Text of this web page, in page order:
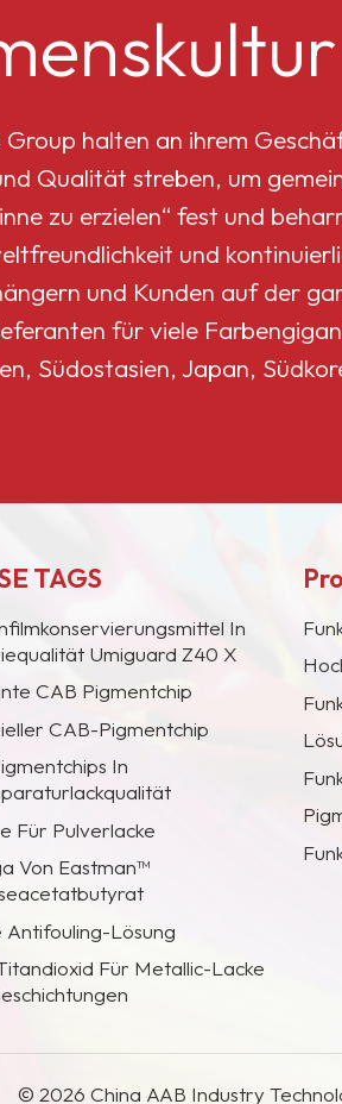
halten an ihrem
Qualität streben, um
zu erzielen“ fest und
und
und Kunden auf der
für viele
Südostasien, Japan,
TAGS
In
Umiguard Z40 X
CAB Pigmentchip
CAB-Pigmentchip
In
Für Pulverlacke
Von Eastman™
Antifouling-Lösung
Für Metallic-Lacke
© 2026 China AAB Industry